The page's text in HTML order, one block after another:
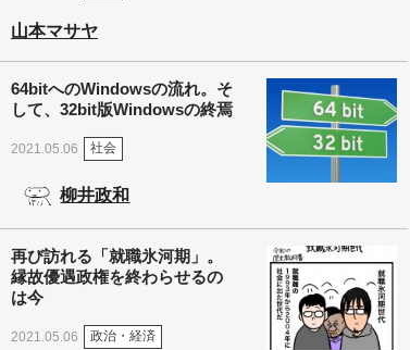
山本マサヤ
64bitへのWindowsの流れ。そ
して、32bit版Windowsの終焉
2021.05.06 社会
柳井政和
再び訪れる「就職氷河期」。
縁故優遇政権を終わらせるの
は今
2021.05.06 政治・経済